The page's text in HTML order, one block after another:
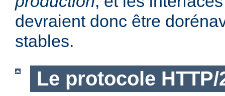
devraient donc être
stables.
Le protocole HTTP/